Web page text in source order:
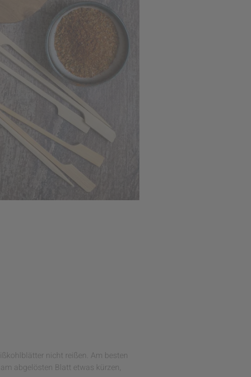
nicht reißen. Am besten
abgelösten Blatt etwas kürzen,